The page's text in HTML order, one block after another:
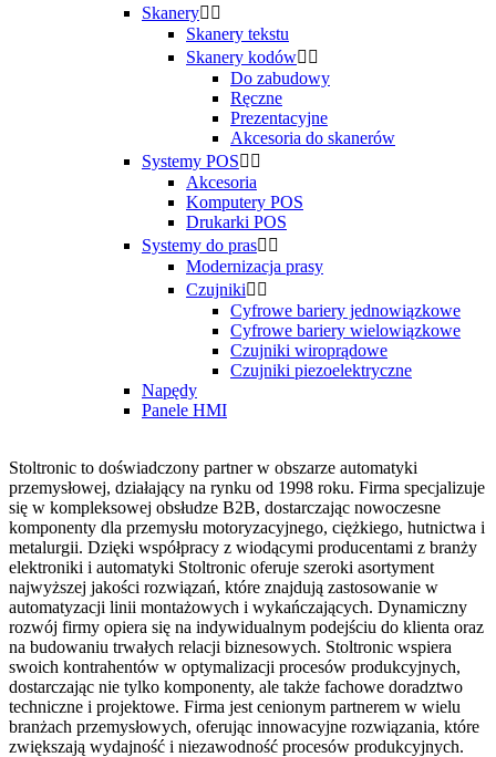
Skanery 
Skanery tekstu
Skanery kodów 
Do zabudowy
Ręczne
Prezentacyjne
Akcesoria do skanerów
Systemy POS 
Akcesoria
Komputery POS
Drukarki POS
Systemy do pras 
Modernizacja prasy
Czujniki 
Cyfrowe bariery jednowiązkowe
Cyfrowe bariery wielowiązkowe
Czujniki wiroprądowe
Czujniki piezoelektryczne
Napędy
Panele HMI
Stoltronic to doświadczony partner w obszarze automatyki
przemysłowej, działający na rynku od 1998 roku. Firma specjalizuje
się w kompleksowej obsłudze B2B, dostarczając nowoczesne
komponenty dla przemysłu motoryzacyjnego, ciężkiego, hutnictwa i
metalurgii. Dzięki współpracy z wiodącymi producentami z branży
elektroniki i automatyki Stoltronic oferuje szeroki asortyment
najwyższej jakości rozwiązań, które znajdują zastosowanie w
automatyzacji linii montażowych i wykańczających. Dynamiczny
rozwój firmy opiera się na indywidualnym podejściu do klienta oraz
na budowaniu trwałych relacji biznesowych. Stoltronic wspiera
swoich kontrahentów w optymalizacji procesów produkcyjnych,
dostarczając nie tylko komponenty, ale także fachowe doradztwo
techniczne i projektowe. Firma jest cenionym partnerem w wielu
branżach przemysłowych, oferując innowacyjne rozwiązania, które
zwiększają wydajność i niezawodność procesów produkcyjnych.